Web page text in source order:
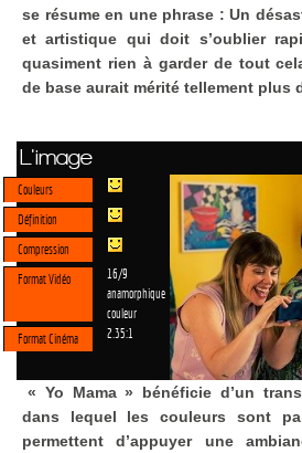
se résume en une phrase : Un
et artistique qui doit s’oublier
quasiment rien à garder de tout
de base aurait mérité tellement plus
L'image
Couleurs
Définition
Compression
Format Vidéo
16/9
anamorphique
couleur
Format Cinéma
2.35:1
« Yo Mama » bénéficie d’un
dans lequel les couleurs sont
permettent d’appuyer une